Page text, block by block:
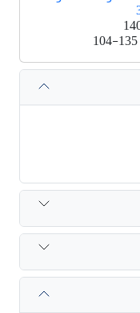
104-135